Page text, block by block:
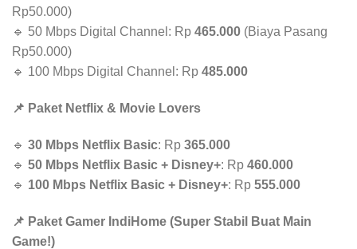
Rp50.000)
🔹 50 Mbps Digital Channel: Rp 465.000 (Biaya Pasang
Rp50.000)
🔹 100 Mbps Digital Channel: Rp 485.000
📌 Paket Netflix & Movie Lovers
🔹 30 Mbps Netflix Basic: Rp 365.000
🔹 50 Mbps Netflix Basic + Disney+: Rp 460.000
🔹 100 Mbps Netflix Basic + Disney+: Rp 555.000
📌 Paket Gamer IndiHome (Super Stabil Buat Main
Game!)